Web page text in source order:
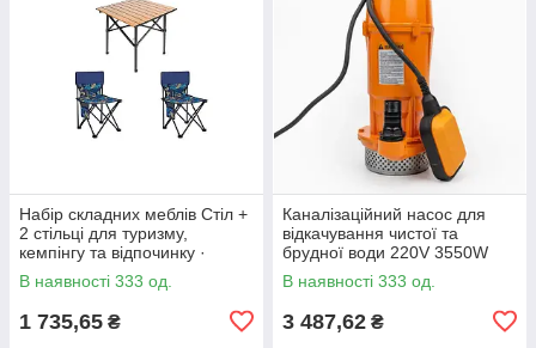
Набір складних меблів Стіл +
2 стільці для туризму,
кемпінгу та відпочинку ·
Металевий каркас
В наявності 333 од.
1 735,65 ₴
Каналізаційний насос для
відкачування чистої та
брудної води 220V 3550W
В наявності 333 од.
3 487,62 ₴